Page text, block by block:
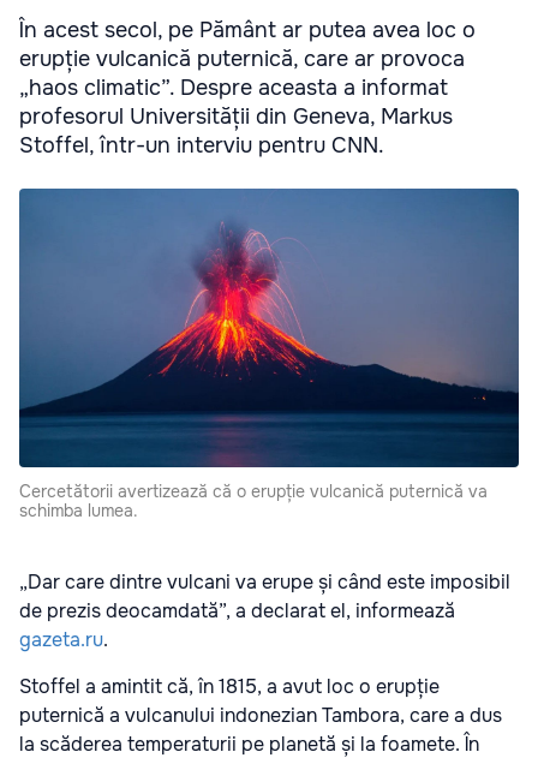
În acest secol, pe Pământ ar putea avea loc o
erupție vulcanică puternică, care ar provoca
„haos climatic”. Despre aceasta a informat
profesorul Universității din Geneva, Markus
Stoffel, într-un interviu pentru CNN.
Cercetătorii avertizează că o erupție vulcanică puternică va
schimba lumea.
„Dar care dintre vulcani va erupe și când este imposibil
de prezis deocamdată”, a declarat el, informează
gazeta.ru.
Stoffel a amintit că, în 1815, a avut loc o erupție
puternică a vulcanului indonezian Tambora, care a dus
la scăderea temperaturii pe planetă și la foamete. În